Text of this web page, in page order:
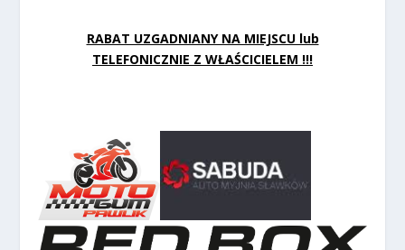
RABAT UZGADNIANY NA MIEJSCU lub
TELEFONICZNIE Z WŁAŚCICIELEM !!!